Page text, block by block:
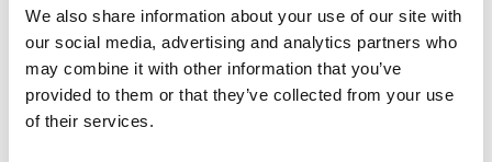
We also share information about your use of our site with
our social media, advertising and analytics partners who
may combine it with other information that you’ve
provided to them or that they’ve collected from your use
of their services.